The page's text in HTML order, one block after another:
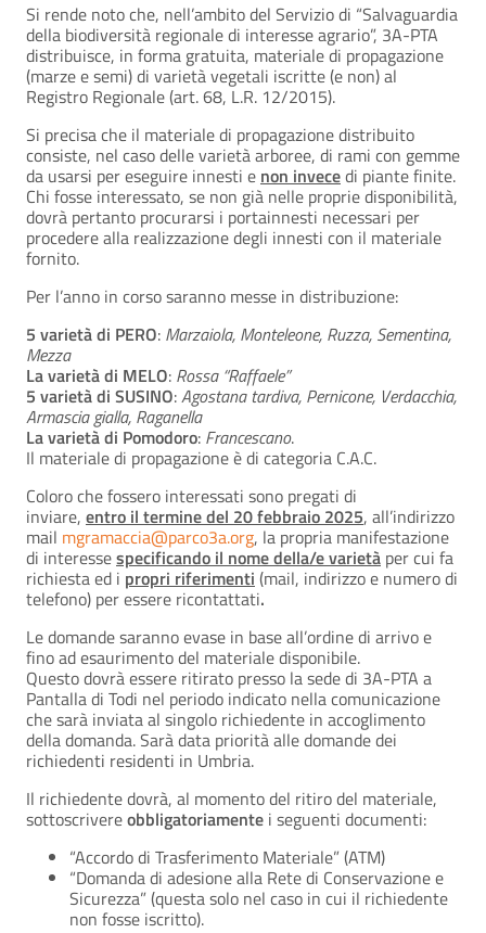
Si rende noto che, nell’ambito del Servizio di “Salvaguardia
della biodiversità regionale di interesse agrario”, 3A-PTA
distribuisce, in forma gratuita, materiale di propagazione
(marze e semi) di varietà vegetali iscritte (e non) al
Registro Regionale (art. 68, L.R. 12/2015).
Si precisa che il materiale di propagazione distribuito
consiste, nel caso delle varietà arboree, di rami con gemme
da usarsi per eseguire innesti e non invecedi piante finite.
Chi fosse interessato, se non già nelle proprie disponibilità,
dovrà pertanto procurarsi i portainnesti necessari per
procedere alla realizzazione degli innesti con il materiale
fornito.
Per l’anno in corso saranno messe in distribuzione:
5 varietà di PERO: Marzaiola, Monteleone, Ruzza, Sementina,
Mezza
Lavarietà di MELO: Rossa “Raffaele”
5 varietà di SUSINO:Agostana tardiva, Pernicone, Verdacchia,
Armascia gialla, Raganella
La varietà di Pomodoro: Francescano.
Il materiale di propagazione è di categoria C.A.C.
Coloro che fossero interessati sono pregati di
inviare, entro il termine del 20 febbraio 2025, all’indirizzo
mail mgramaccia@parco3a.org, la propria manifestazione
di interessespecificando il nome della/e varietà per cui fa
richiesta ed i propri riferimenti (mail, indirizzo e numero di
telefono) per essere ricontattati.
Le domande saranno evase in base all’ordine di arrivo e
fino ad esaurimento del materiale disponibile.
Questo dovrà essere ritirato presso la sede di 3A-PTA a
Pantalla di Todi nel periodo indicato nella comunicazione
che sarà inviata al singolo richiedente in accoglimento
della domanda. Sarà data priorità alle domande dei
richiedenti residenti in Umbria.
Il richiedente dovrà, al momento del ritiro del materiale,
sottoscrivereobbligatoriamente i seguenti documenti:
“Accordo di Trasferimento Materiale” (ATM)
“Domanda di adesione alla Rete di Conservazione e
Sicurezza” (questa solo nel caso in cui il richiedente
non fosse iscritto).